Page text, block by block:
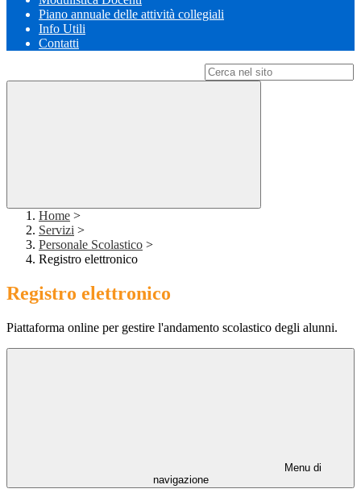
Piano annuale delle attività collegiali
Info Utili
Contatti
Home >
Servizi >
Personale Scolastico >
Registro elettronico
Registro elettronico
Piattaforma online per gestire l'andamento scolastico degli alunni.
Menu di
navigazione